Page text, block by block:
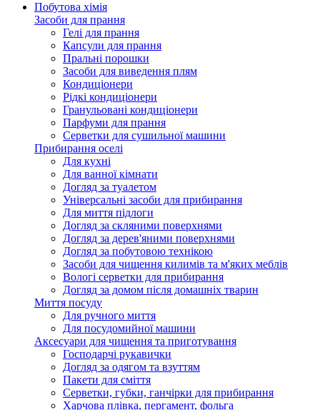
Побутова хімія
Засоби для прання
Гелі для прання
Капсули для прання
Пральні порошки
Засоби для виведення плям
Кондиціонери
Рідкі кондиціонери
Гранульовані кондиціонери
Парфуми для прання
Серветки для сушильної машини
Прибирання оселі
Для кухні
Для ванної кімнати
Догляд за туалетом
Універсальні засоби для прибирання
Для миття підлоги
Догляд за скляними поверхнями
Догляд за дерев'яними поверхнями
Догляд за побутовою технікою
Засоби для чищення килимів та м'яких меблів
Вологі серветки для прибирання
Догляд за домом після домашніх тварин
Миття посуду
Для ручного миття
Для посудомийної машини
Аксесуари для чищення та приготування
Господарчі рукавички
Догляд за одягом та взуттям
Пакети для сміття
Серветки, губки, ганчірки для прибирання
Харчова плівка, пергамент, фольга